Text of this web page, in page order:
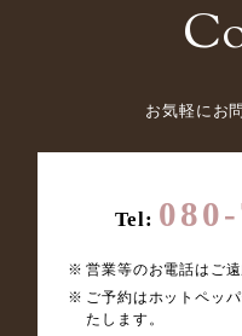
お気軽にお
Tel:
営業等のお電話はご遠
ご予約はホットペッ
たします。